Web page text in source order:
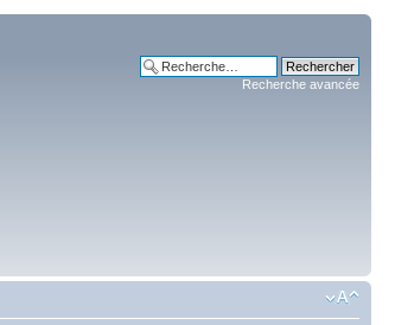
Recherche avancée